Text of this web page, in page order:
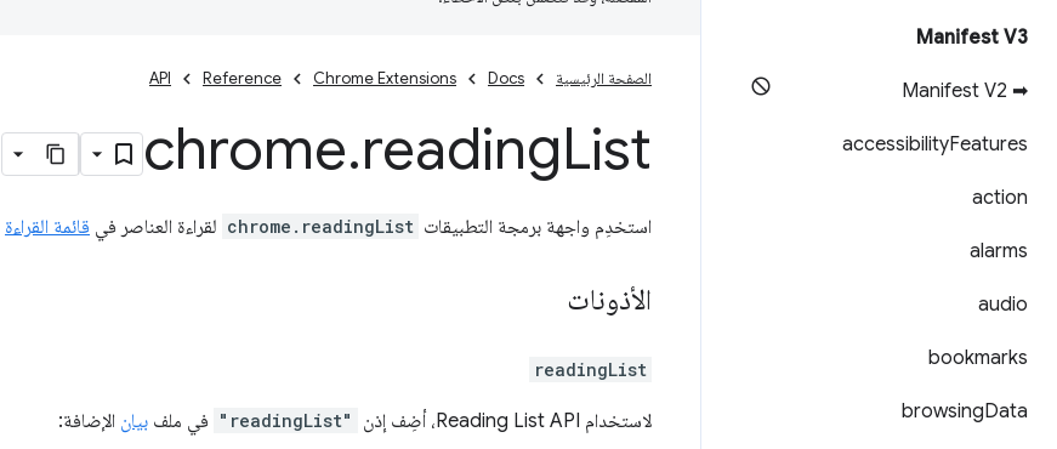
Manifest V3
➡ Manifest V2
accessibilityFeatures
action
alarms
audio
bookmarks
browsingData
الصفحة الرئيسية Docs
Chrome Extensions
Reference
API
chrome.readingList
استخدِم واجهة برمجة التطبيقات chrome.readingList لقراءة العناصر في قائمة القراءة
الأذونات
readingList
لاستخدام Reading List API، أضِف إذن "readingList" في ملف بيان الإضافة: